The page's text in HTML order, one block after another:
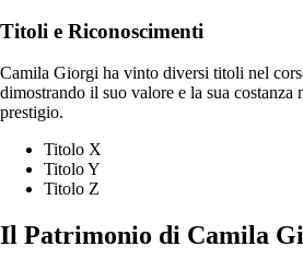
Titoli e Riconoscimenti
Camila Giorgi ha vinto diversi titoli nel
dimostrando il suo valore e la sua
prestigio.
Titolo X
Titolo Y
Titolo Z
Il Patrimonio di Camila